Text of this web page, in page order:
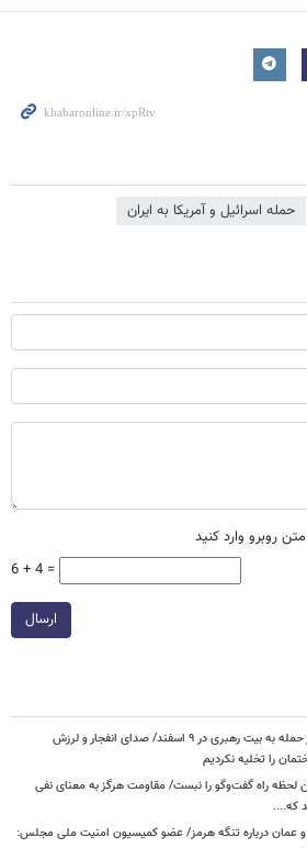
حمله اسرائیل و آمریکا به ایران
روبرو وارد کنید
6 + 4 =
ارسال
روایت سخنگوی شورای نگهبان از حمله به بیت رهبری در ۹ اسفند/ صدای انفجار و لرزش
را تخلیه نکردیم
راه گفت‌وگو را نبست/ مقاومت هرگز به معنای نفی
که....
و عمان درباره تنگه هرمز/ عضو کمیسیون امنیت ملی مجلس: